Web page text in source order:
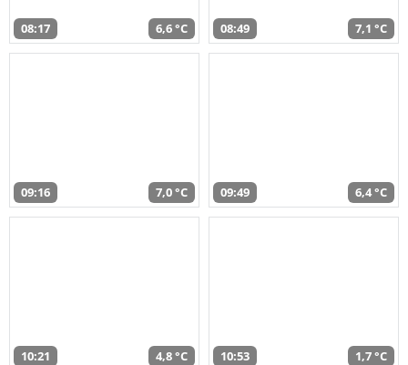
08:17 6,6 °C 08:49 7,1 °C
09:16 7,0 °C 09:49 6,4 °C
10:21 4,8 °C 10:53 1,7 °C